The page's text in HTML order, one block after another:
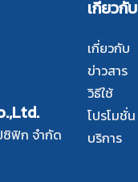
ซิฟิก จำกัด
เกี่ยวกับ
เกี่ยวกับ
ข่าวสาร
วิธีใช้
โปรโมชั่น
บริการ